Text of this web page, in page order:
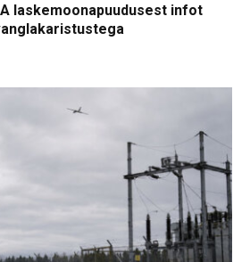
laskemoonapuudusest infot